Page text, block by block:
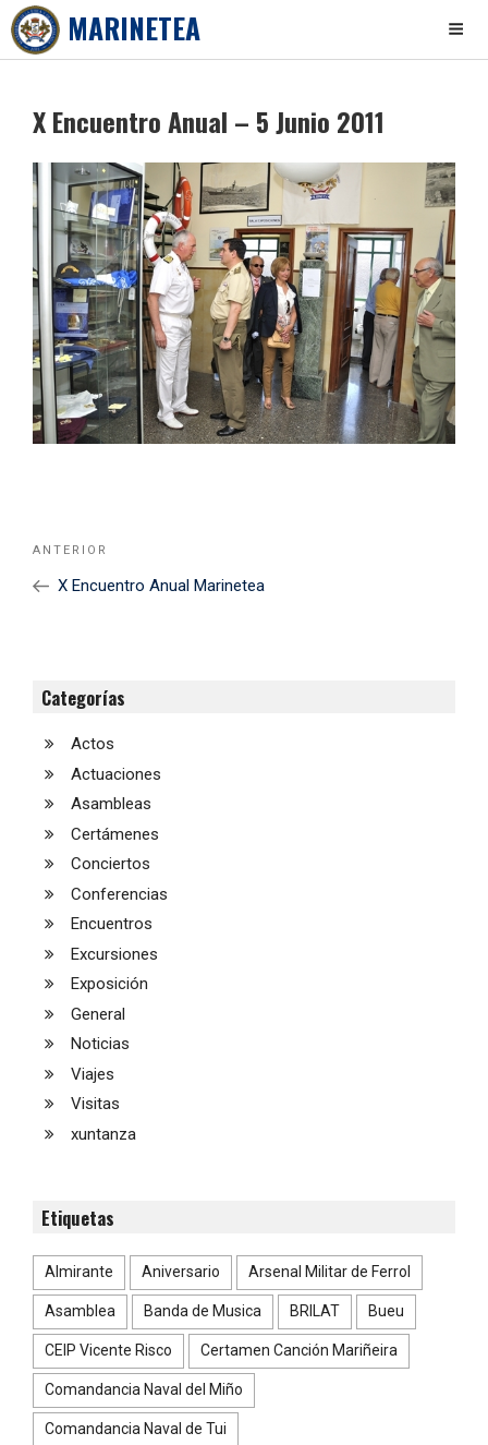
content
MARINETEA
X Encuentro Anual – 5 Junio 2011
Navegación
entradas
Noticia
Anterior
ANTERIOR
X Encuentro Anual Marinetea
Categorías
Actos
Actuaciones
Asambleas
Certámenes
Conciertos
Conferencias
Encuentros
Excursiones
Exposición
General
Noticias
Viajes
Visitas
xuntanza
Etiquetas
Almirante Aniversario Arsenal Militar de Ferrol
Asamblea Banda de Musica BRILAT Bueu
CEIP Vicente Risco Certamen Canción Mariñeira
Comandancia Naval del Miño
Comandancia Naval de Tui